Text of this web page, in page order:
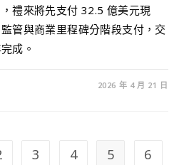
禮來將先支付 32.5 億美元現
管與商業里程碑分階段支付，交
成。
2026 年 4 月 21 日
3 4 5
6